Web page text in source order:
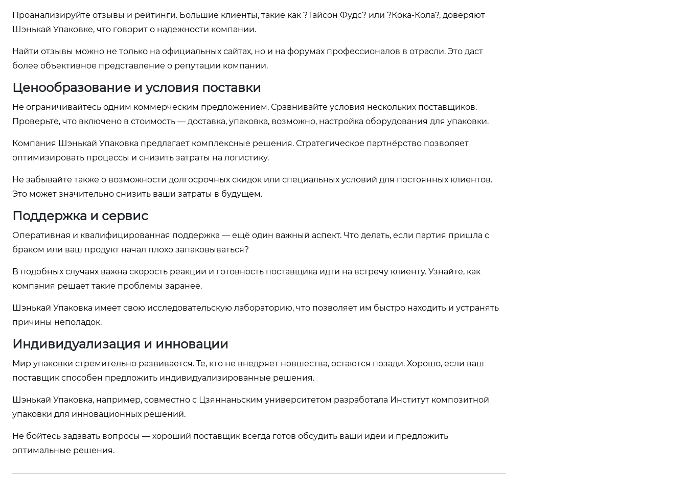
Проанализируйте отзывы и рейтинги. Большие клиенты, такие как ?Тайсон Фудс? или ?Кока-Кола?, доверяют
Шэнькай Упаковке, что говорит о надежности компании.
Найти отзывы можно не только на официальных сайтах, но и на форумах профессионалов в отрасли. Это даст
более объективное представление о репутации компании.
Ценообразование и условия поставки
Не ограничивайтесь одним коммерческим предложением. Сравнивайте условия нескольких поставщиков.
Проверьте, что включено в стоимость — доставка, упаковка, возможно, настройка оборудования для упаковки.
Компания Шэнькай Упаковка предлагает комплексные решения. Стратегическое партнёрство позволяет
оптимизировать процессы и снизить затраты на логистику.
Не забывайте также о возможности долгосрочных скидок или специальных условий для постоянных клиентов.
Это может значительно снизить ваши затраты в будущем.
Поддержка и сервис
Оперативная и квалифицированная поддержка — ещё один важный аспект. Что делать, если партия пришла с
браком или ваш продукт начал плохо запаковываться?
В подобных случаях важна скорость реакции и готовность поставщика идти на встречу клиенту. Узнайте, как
компания решает такие проблемы заранее.
Шэнькай Упаковка имеет свою исследовательскую лабораторию, что позволяет им быстро находить и устранять
причины неполадок.
Индивидуализация и инновации
Мир упаковки стремительно развивается. Те, кто не внедряет новшества, остаются позади. Хорошо, если ваш
поставщик способен предложить индивидуализированные решения.
Шэнькай Упаковка, например, совместно с Цзяннаньским университетом разработала Институт композитной
упаковки для инновационных решений.
Не бойтесь задавать вопросы — хороший поставщик всегда готов обсудить ваши идеи и предложить
оптимальные решения.